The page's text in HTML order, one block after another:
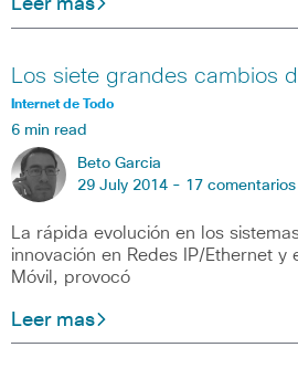
Leer mas
Los siete grandes cambios
Internet de Todo
6 min read
Beto Garcia
29 July 2014 - 17 comentarios
La rápida evolución en los
innovación en Redes IP/Ethernet y
Móvil, provocó
Leer mas